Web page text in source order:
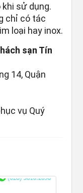
sử dụng.
chỉ có tác
loại hay inox.
sạn Tín
14, Quận
vụ Quý